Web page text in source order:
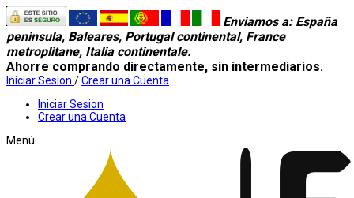
Enviamos a: España
peninsula, Baleares, Portugal continental, France
metroplitane, Italia continentale.
Ahorre comprando directamente, sin intermediarios.
Iniciar Sesion /Crear una Cuenta
Iniciar Sesion
Crear una Cuenta
Menú